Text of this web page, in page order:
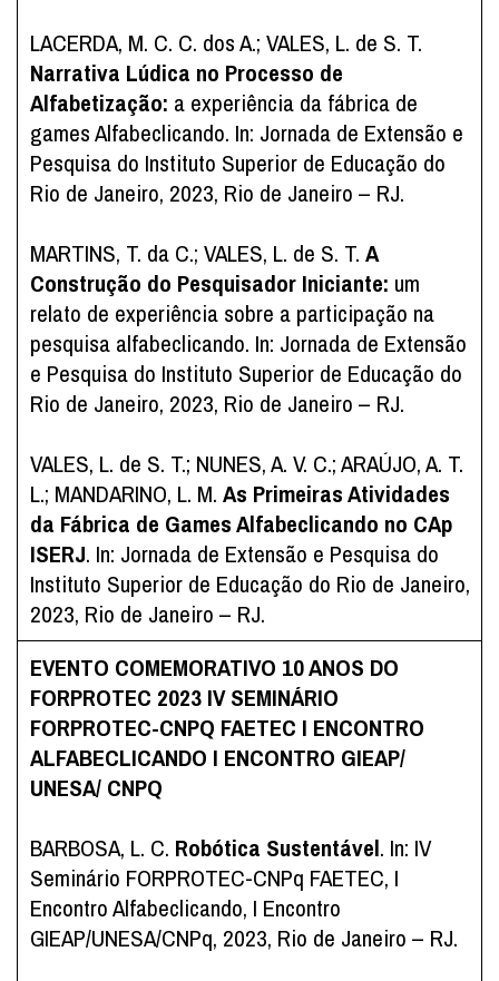
LACERDA, M. C. C. dos A.; VALES, L. de S. T.
Narrativa Lúdica no Processo de
Alfabetização: a experiência da fábrica de
games Alfabeclicando. In: Jornada de Extensão e
Pesquisa do Instituto Superior de Educação do
Rio de Janeiro, 2023, Rio de Janeiro – RJ.
MARTINS, T. da C.; VALES, L. de S. T. A
Construção do Pesquisador Iniciante: um
relato de experiência sobre a participação na
pesquisa alfabeclicando. In: Jornada de Extensão
e Pesquisa do Instituto Superior de Educação do
Rio de Janeiro, 2023, Rio de Janeiro – RJ.
VALES, L. de S. T.; NUNES, A. V. C.; ARAÚJO, A. T.
L.; MANDARINO, L. M. As Primeiras Atividades
da Fábrica de Games Alfabeclicando no CAp
ISERJ. In: Jornada de Extensão e Pesquisa do
Instituto Superior de Educação do Rio de Janeiro,
2023, Rio de Janeiro – RJ.
EVENTO COMEMORATIVO 10 ANOS DO
FORPROTEC 2023 IV SEMINÁRIO
FORPROTEC-CNPQ FAETEC I ENCONTRO
ALFABECLICANDO I ENCONTRO GIEAP/
UNESA/ CNPQ
BARBOSA, L. C. Robótica Sustentável. In: IV
Seminário FORPROTEC-CNPq FAETEC, I
Encontro Alfabeclicando, I Encontro
GIEAP/UNESA/CNPq, 2023, Rio de Janeiro – RJ.